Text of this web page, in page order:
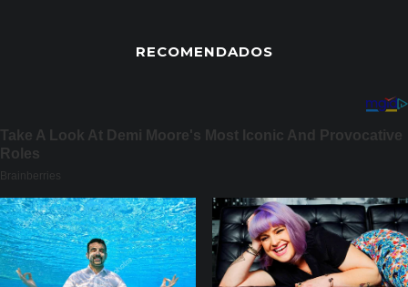
RECOMENDADOS